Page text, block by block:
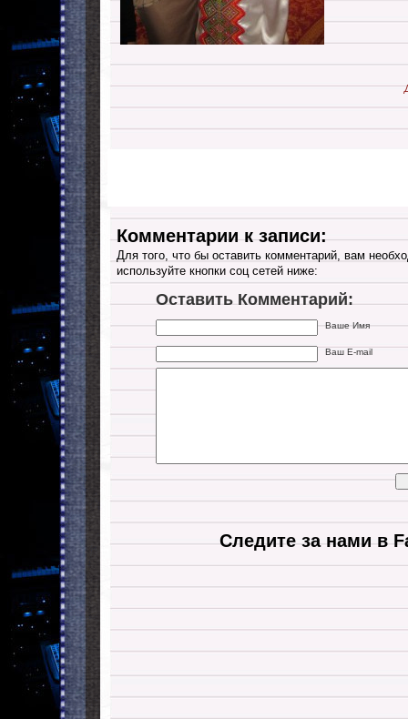
Комментарии к записи:
Для того, что бы оставить комментарий, вам
используйте кнопки соц сетей ниже:
Оставить Комментарий:
Ваше Имя
Ваш E-mail
Следите за нами в